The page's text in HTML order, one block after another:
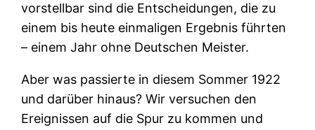
vorstellbar sind die Entscheidungen, die zu
einem bis heute einmaligen Ergebnis führten
– einem Jahr ohne Deutschen Meister.
Aber was passierte in diesem Sommer 1922
und darüber hinaus? Wir versuchen den
Ereignissen auf die Spur zu kommen und